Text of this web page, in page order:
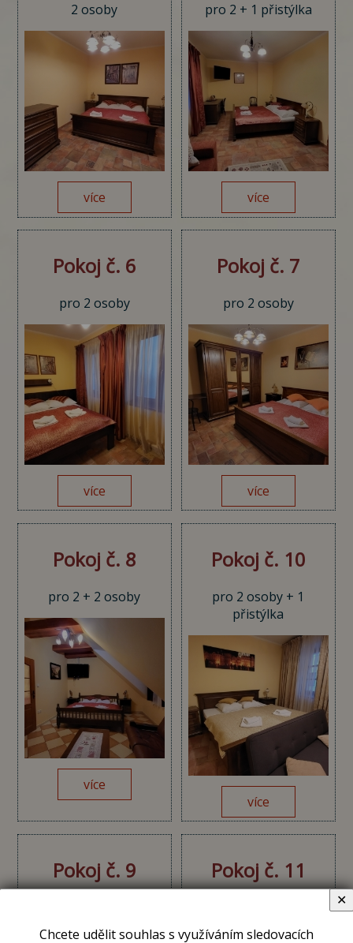
2 osoby
více
pro 2 + 1 přistýlka
více
Pokoj č. 6
pro 2 osoby
více
Pokoj č. 7
pro 2 osoby
více
Pokoj č. 8
pro 2 + 2 osoby
více
Pokoj č. 10
pro 2 osoby + 1
přistýlka
více
Pokoj č. 9
přistýlka
Pokoj č. 11
Chcete udělit souhlas s využíváním sledovacích
✕